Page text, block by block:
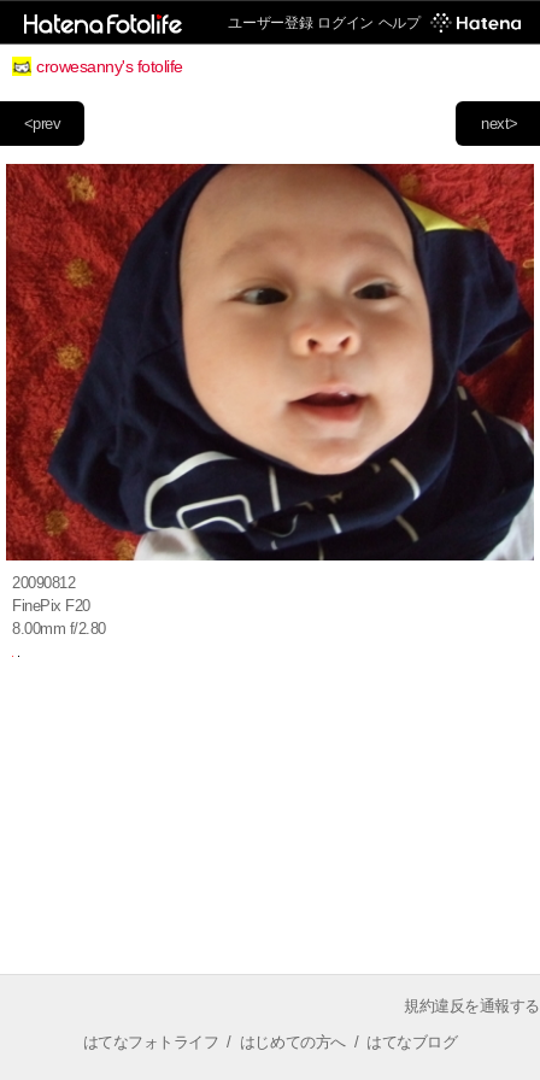
ユーザー登録 ログイン ヘルプ
crowesanny's fotolife
next>
<prev
20090812
FinePix F20
8.00mm f/2.80
規約違反を通報する
はてなフォトライフ / はじめての方へ/ はてなブログ